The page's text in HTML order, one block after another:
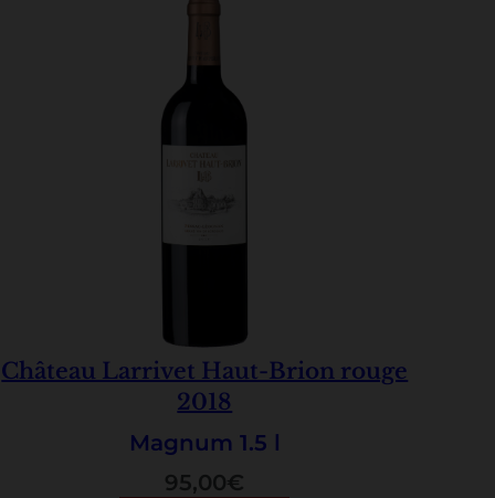
Château Larrivet Haut-Brion rouge
2018
Magnum 1.5 l
95,00€